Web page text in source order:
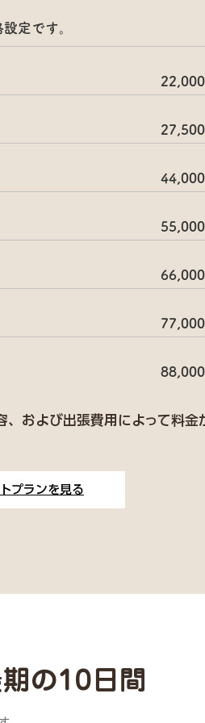
定です。
および出張費用によって料金
プランを見る
の10日間